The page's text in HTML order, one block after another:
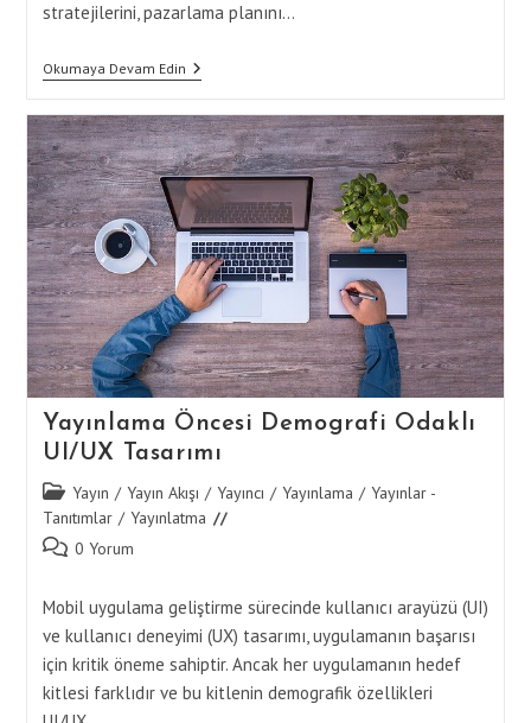
stratejilerini, pazarlama planını…
Okumaya Devam EdinYayınlama
Öncesi
Ve
Ücretsiz
Sürüm
Kararı
Yayınlama Öncesi Demografi Odaklı
UI/UX Tasarımı
Post
category:
Yayın / Yayın Akışı / Yayıncı / Yayınlama / Yayınlar -
Tanıtımlar / Yayınlatma
Post 0 Yorum
Mobil uygulama geliştirme sürecinde kullanıcı arayüzü (UI)
ve kullanıcı deneyimi (UX) tasarımı, uygulamanın başarısı
için kritik öneme sahiptir. Ancak her uygulamanın hedef
kitlesi farklıdır ve bu kitlenin demografik özellikleri